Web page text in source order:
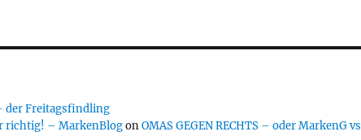
der Freitagsfindling
richtig! – MarkenBlogonOMAS GEGEN RECHTS – oder MarkenG vs